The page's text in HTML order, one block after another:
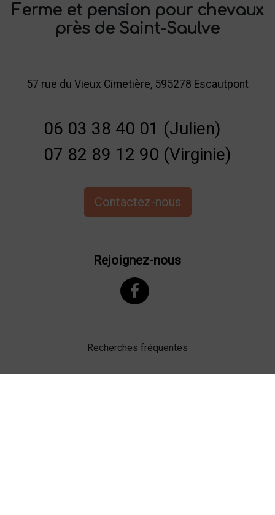
Ferme et pension pour chevaux
près de Saint-Saulve
57 rue du Vieux Cimetière, 595278 Escautpont
06 03 38 40 01 (Julien)
07 82 89 12 90 (Virginie)
Contactez-nous
Rejoignez-nous
Recherches fréquentes